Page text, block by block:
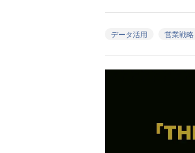
データ活用 営業戦略